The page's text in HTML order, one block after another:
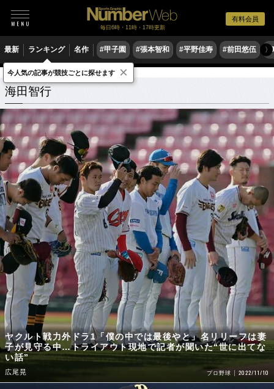
有料会員
毎日6時・11時・17時更新
最新 ランキング 名作 #甲子園 #張本智和 #平野佳寿 #前田悠伍 〉
海田智行 関連記事
海田智行
ヤクルト戦力外ドラ1「僕の中では最後やと」名リリーフは妻
子が見守る中…トライアウト現地で記者が聞いた“世に出てな
い話”
広尾晃 プロ野球 2022/11/10
今人気の記事が競技ごとに探せます ×